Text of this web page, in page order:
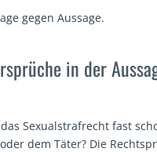
gegen Aussage.
in der
Sexualstrafrecht fast
dem Täter? Die